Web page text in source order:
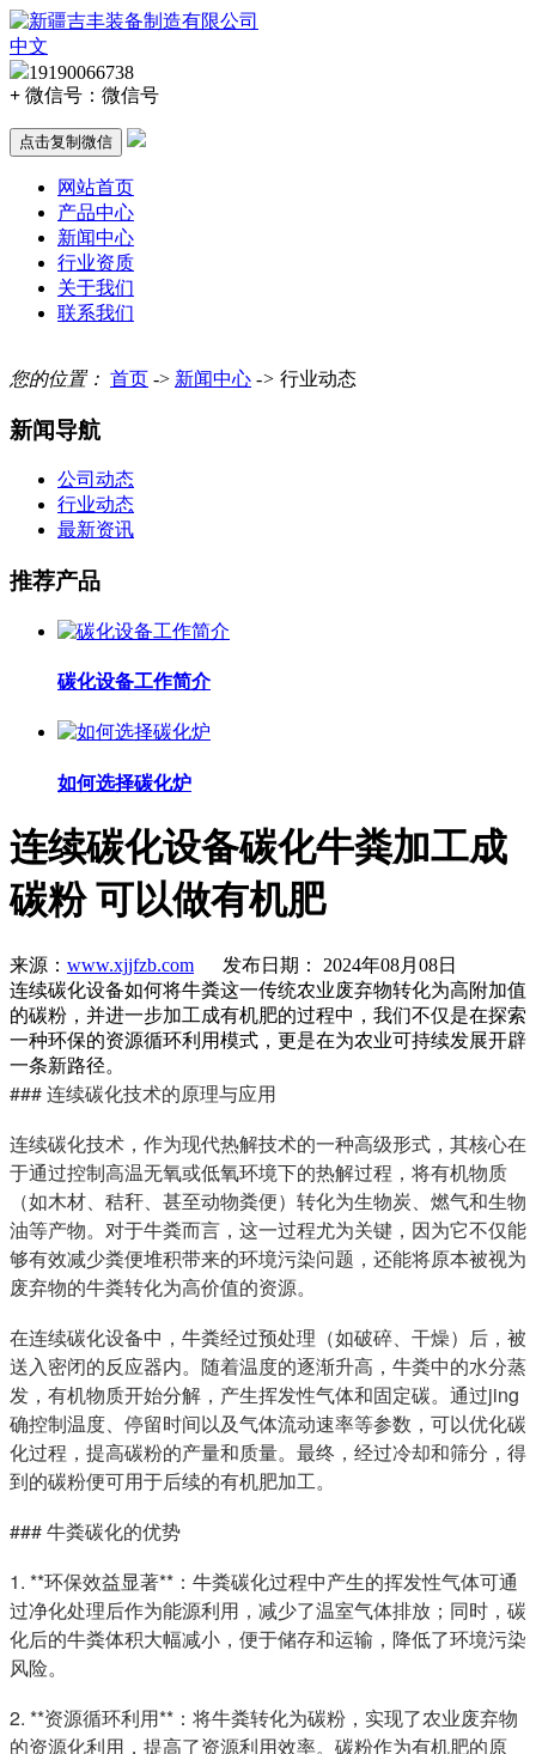
中文
19190066738
+ 微信号： 微信号
点击复制微信
网站首页
产品中心
新闻中心
行业资质
关于我们
联系我们
您的位置： 首页 -> 新闻中心 -> 行业动态
新闻导航
公司动态
行业动态
最新资讯
推荐产品
碳化设备工作简介
如何选择碳化炉
连续碳化设备碳化牛粪加工成
碳粉 可以做有机肥
来源： www.xjjfzb.com 发布日期： 2024年08月08日
连续碳化设备如何将牛粪这一传统农业废弃物转化为高附加值
的碳粉，并进一步加工成有机肥的过程中，我们不仅是在探索
一种环保的资源循环利用模式，更是在为农业可持续发展开辟
一条新路径。
### 连续碳化技术的原理与应用
连续碳化技术，作为现代热解技术的一种高级形式，其核心在
于通过控制高温无氧或低氧环境下的热解过程，将有机物质
（如木材、秸秆、甚至动物粪便）转化为生物炭、燃气和生物
油等产物。对于牛粪而言，这一过程尤为关键，因为它不仅能
够有效减少粪便堆积带来的环境污染问题，还能将原本被视为
废弃物的牛粪转化为高价值的资源。
在连续碳化设备中，牛粪经过预处理（如破碎、干燥）后，被
送入密闭的反应器内。随着温度的逐渐升高，牛粪中的水分蒸
发，有机物质开始分解，产生挥发性气体和固定碳。通过jing
确控制温度、停留时间以及气体流动速率等参数，可以优化碳
化过程，提高碳粉的产量和质量。最终，经过冷却和筛分，得
到的碳粉便可用于后续的有机肥加工。
### 牛粪碳化的优势
1. **环保效益显著**：牛粪碳化过程中产生的挥发性气体可通
过净化处理后作为能源利用，减少了温室气体排放；同时，碳
化后的牛粪体积大幅减小，便于储存和运输，降低了环境污染
风险。
2. **资源循环利用**：将牛粪转化为碳粉，实现了农业废弃物
的资源化利用，提高了资源利用效率。碳粉作为有机肥的原